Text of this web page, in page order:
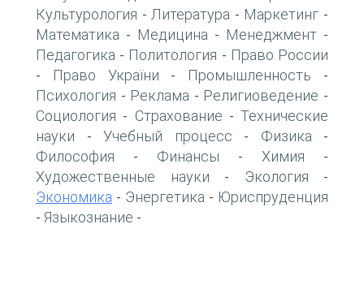
Культурология - Литература - Маркетинг -
Математика - Медицина - Менеджмент -
Педагогика - Политология - Право России
- Право України - Промышленность -
Психология - Реклама - Религиоведение -
Социология - Страхование - Технические
науки - Учебный процесс - Физика -
Философия - Финансы - Химия -
Художественные науки - Экология -
Экономика - Энергетика - Юриспруденция
- Языкознание -